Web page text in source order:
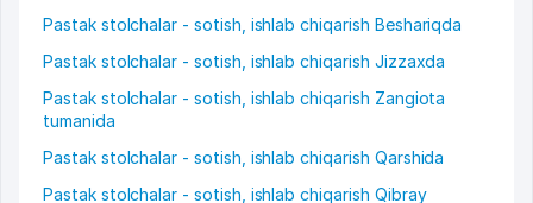
Pastak stolchalar - sotish, ishlab chiqarish Beshariqda
Pastak stolchalar - sotish, ishlab chiqarish Jizzaxda
Pastak stolchalar - sotish, ishlab chiqarish Zangiota
tumanida
Pastak stolchalar - sotish, ishlab chiqarish Qarshida
Pastak stolchalar - sotish, ishlab chiqarish Qibray